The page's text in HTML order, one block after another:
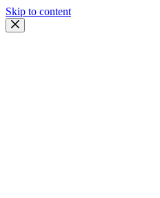
Skip to content